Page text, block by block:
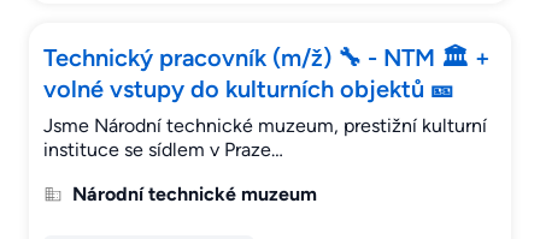
Technický pracovník (m/ž) 🔧 - NTM 🏛 +
volné vstupy do kulturních objektů 🎫
Jsme Národní technické muzeum, prestižní kulturní
instituce se sídlem v Praze…
Národní technické muzeum